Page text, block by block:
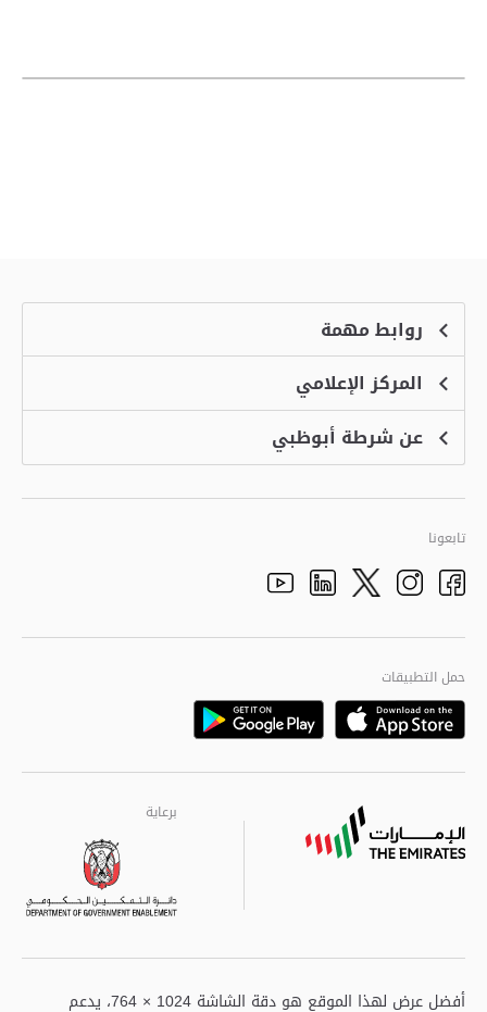
روابط مهمة
الشكاوى
منصة التوظيف الذكية
الاسئلة الشائعة
خدمة أمان
المركز الإعلامي
الأخبارعن شرطة أبوظبي
الرؤية والرسالة والقيم
تاريخ شرطة أبوظبي
adpolice centers locations
الهيكل التنظيمي
الجودة العالمية
مراكز خدمة أبوظبى
تابعونا
Facebook
Instagram
Twitter
Linkedin
Youtube
حمل التطبيقات
Google
Playstore
برعاية
برعاية
أفضل عرض لهذا الموقع هو دقة الشاشة 1024 × 764، يدعم